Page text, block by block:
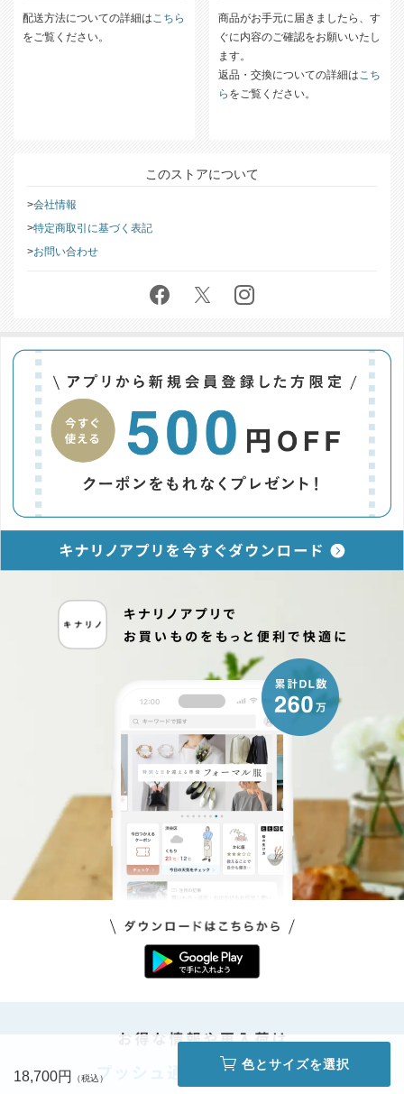
配送方法についての詳細はこちら
をご覧ください。
商品がお手元に届きましたら、す
ぐに内容のご確認をお願いいたし
ます。
返品・交換についての詳細はこち
ら をご覧ください。
このストアについて
会社情報
特定商取引に基づく表記
お問い合わせ
18,700円
色とサイズを選択